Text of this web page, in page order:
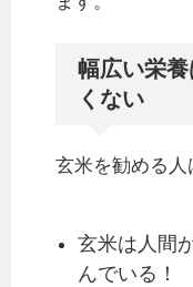
幅広い栄
くない
玄米を勧める人
玄米は人間
んでいる！